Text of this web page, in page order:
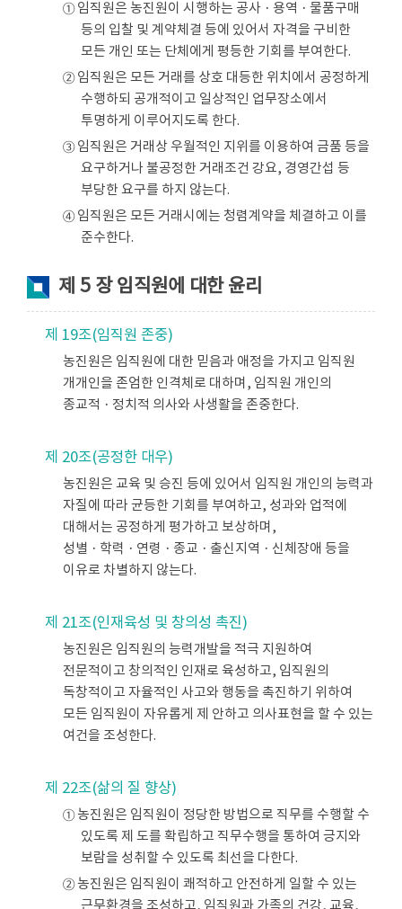
① 임직원은 농진원이 시행하는 공사ㆍ용역ㆍ물품구매
등의 입찰 및 계약체결 등에 있어서 자격을 구비한
모든 개인 또는 단체에게 평등한 기회를 부여한다.
② 임직원은 모든 거래를 상호 대등한 위치에서 공정하게
수행하되 공개적이고 일상적인 업무장소에서
투명하게 이루어지도록 한다.
③ 임직원은 거래상 우월적인 지위를 이용하여 금품 등을
요구하거나 불공정한 거래조건 강요, 경영간섭 등
부당한 요구를 하지 않는다.
④ 임직원은 모든 거래시에는 청렴계약을 체결하고 이를
준수한다.
제 5 장 임직원에 대한 윤리
제 19조(임직원 존중)
농진원은 임직원에 대한 믿음과 애정을 가지고 임직원
개개인을 존엄한 인격체로 대하며, 임직원 개인의
종교적ㆍ정치적 의사와 사생활을 존중한다.
제 20조(공정한 대우)
농진원은 교육 및 승진 등에 있어서 임직원 개인의 능력과
자질에 따라 균등한 기회를 부여하고, 성과와 업적에
대해서는 공정하게 평가하고 보상하며,
성별ㆍ학력ㆍ연령ㆍ종교ㆍ출신지역ㆍ신체장애 등을
이유로 차별하지 않는다.
제 21조(인재육성 및 창의성 촉진)
농진원은 임직원의 능력개발을 적극 지원하여
전문적이고 창의적인 인재로 육성하고, 임직원의
독창적이고 자율적인 사고와 행동을 촉진하기 위하여
모든 임직원이 자유롭게 제 안하고 의사표현을 할 수 있는
여건을 조성한다.
제 22조(삶의 질 향상)
① 농진원은 임직원이 정당한 방법으로 직무를 수행할 수
있도록 제 도를 확립하고 직무수행을 통하여 긍지와
보람을 성취할 수 있도록 최선을 다한다.
② 농진원은 임직원이 쾌적하고 안전하게 일할 수 있는
근무환경을 조성하고, 임직원과 가족의 건강, 교육,